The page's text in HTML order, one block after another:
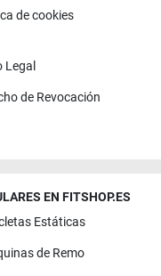
de cookies
Legal
de Revocación
EN FITSHOP.ES
Estáticas
de Remo